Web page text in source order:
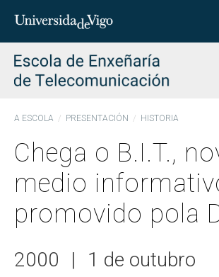
Introduce
para
buscar
A ESCOLA PRESENTACIÓN HISTORIA
Chega o B.I.T.,
medio
promovido pola
2000 | 1 de outubro